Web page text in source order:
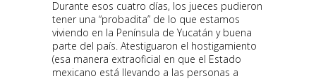
Durante esos cuatro días, los jueces pudieron
tener una “probadita” de lo que estamos
viviendo en la Península de Yucatán y buena
parte del país. Atestiguaron el hostigamiento
(esa manera extraoficial en que el Estado
mexicano está llevando a las personas a